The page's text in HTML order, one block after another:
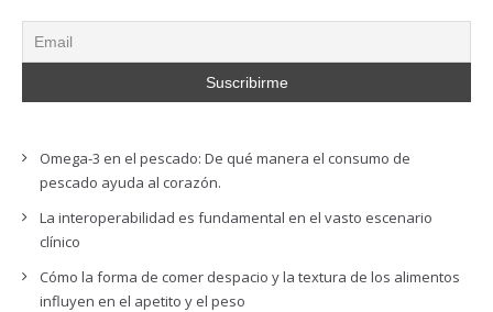
Omega-3 en el pescado: De qué manera el consumo de
pescado ayuda al corazón.
La interoperabilidad es fundamental en el vasto escenario
clínico
Cómo la forma de comer despacio y la textura de los alimentos
influyen en el apetito y el peso